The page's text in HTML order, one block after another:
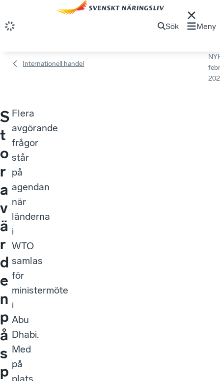
Sök Meny
Internationell handel
S
t
o
r
a
v
ä
r
d
e
n
p
å
s
p
Flera
avgörande
frågor
står
på
agendan
när
länderna
i
WTO
samlas
för
ministermöte
i
Abu
Dhabi.
Med
på
plats